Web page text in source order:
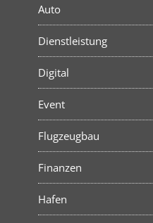
Auto
Dienstleistung
Digital
Event
Flugzeugbau
Finanzen
Hafen